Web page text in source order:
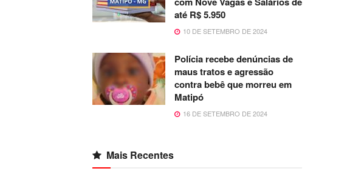
até R$ 5.950
10 DE SETEMBRO DE 2024
Polícia recebe denúncias de
maus tratos e agressão
contra bebê que morreu em
Matipó
16 DE SETEMBRO DE 2024
Mais Recentes